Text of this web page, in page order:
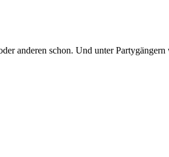
anderen schon. Und unter